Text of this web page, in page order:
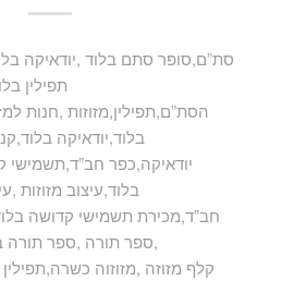
סת”ם,סופר סתם בלוד ,יודאיקה
תפילין
הסת”ם,תפילין,מזוזות ,חנות
בלוד,יודאיקה
בלוד,עיצוב מזוזות
חב”ד,מכירת תשמישי קדושה
,ספר תורה ,ספר תורה